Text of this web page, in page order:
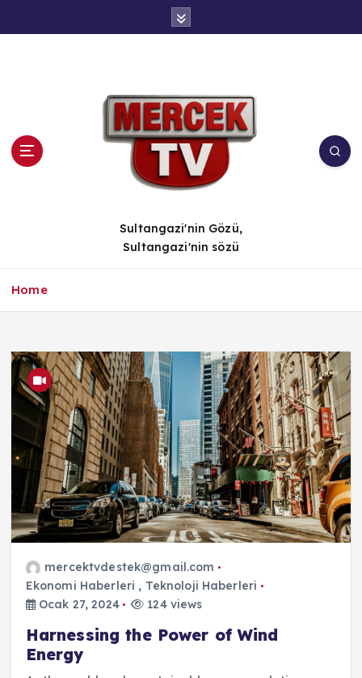
Sultangazi'nin Gözü,
Sultangazi'nin sözü
Home
mercektvdestek@gmail.com
Ekonomi Haberleri , Teknoloji Haberleri
Ocak 27, 2024
124 views
Harnessing the Power of Wind
Energy